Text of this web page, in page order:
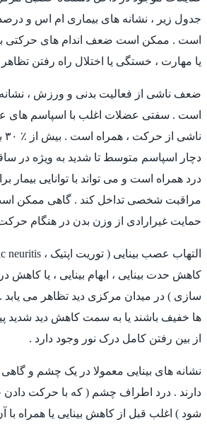
جدول زیر ، نشانه های بیماری ام اس و
است . ممکن است ضعف اندام های
یا مهارت ، خستگی یا اختلال راه رفتن تظاهر
ضعف ناشی از فعالیت بدنی و ورزش ،
است . سفتی عضلات اغلب با اسپاسم های
دچار اسپاسم متوسط تا شدید به ویژه در
درد همراه است و می تواند با توانایی بیمار
مراقبت شخصی تداخل کند . گاهی ممکن
حمایت غیرارادی از وزن بدن در هنگام
کاهش حدت بینایی ، ابهام بینایی ، یا کاهش
سازی ) در میدان مرکزی دید تظاهر می
ها خفيف باشند یا به سمت کاهش دید شدید
از بین رفتن کامل درک نور وجود دارد .
نشانه های بینایی معمولا در یک چشم و
دارند . درد اطراف چشم ( که با حرکت
شود ) اغلب قبل از کاهش بینایی یا همراه با